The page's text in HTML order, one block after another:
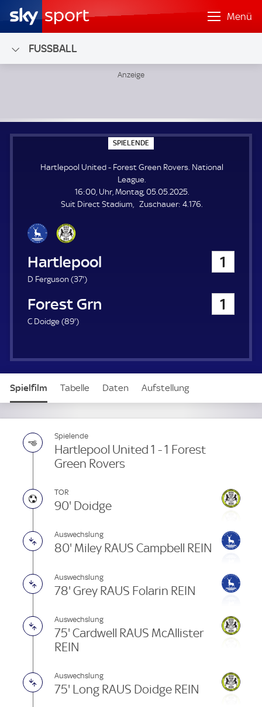
Menü
FUSSBALL
SPIELENDE
P
E
N
E
Hartlepool United - Forest Green Rovers. National
League.
16:00, Uhr, Montag, 05.05.2025.
Suit Direct Stadium
Zuschauer: Z
4.176.
Hartlepool United 1
D Ferguson (37'3
.
t
e
)
Forest Green Rovers 1
C Doidge (89'8
u
t
)
Spielfilm Tabelle Daten Aufstellung
Spielende
Hartlepool United 1 - 1 Forest
Green Rovers
TOR
90' Doidge
Auswechslung
80' Miley RAUS Campbell REIN
Auswechslung
78' Grey RAUS Folarin REIN
Auswechslung
75' Cardwell RAUS McAllister
REIN
Auswechslung
75' Long RAUS Doidge REIN